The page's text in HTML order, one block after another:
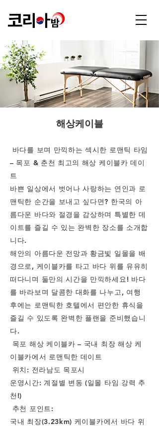
해상케이블
바다를 보며 만끽하는 섹시한 로맨틱 타임
– 목포 & 춘천 최고의 해상 케이블카 데이
트
바쁜 일상에서 벗어나 사랑하는 연인과 로
맨틱한 순간을 보내고 싶다면? 한국의 아
름다운 바다와 절경을 감상하며 특별한 데
이트를 즐길 수 있는 완벽한 장소를 소개합
니다.
해안의 아름다운 전망과 황금빛 일몰을 배
경으로, 케이블카를 타고 바다 위를 유유히
떠다니며 둘만의 시간을 만끽하세요! 바다
를 바라보며 달콤한 대화를 나누고, 여행
후에는 로맨틱한 호텔에서 편안한 휴식을
즐길 수 있도록 완벽한 플랜을 준비했습니
다.
목포 해상 케이블카 – 국내 최장 해상 케
이블카에서 로맨틱한 데이트
위치: 전라남도 목포시
운영시간: 계절별 변동 (일몰 타임 강력 추
천!)
추천 포인트:
국내 최장(3.23km) 케이블카에서 바다 위